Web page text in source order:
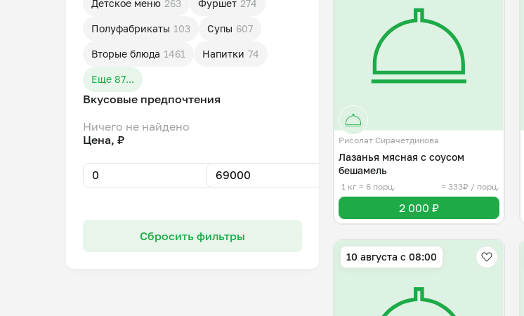
Детское меню 263 Фуршет 274
Полуфабрикаты 103 Супы 607
Вторые блюда 1461 Напитки 74
Еще 87...
Вкусовые предпочтения
Ничего не найдено
Цена, ₽
Сбросить фильтры
Рисолат Сирачетдинова
Лазанья мясная с соусом
бешамель
1 кг ≈ 6 порц. ≈ 333₽ / порц.
2 000 ₽
10 августа с 08:00